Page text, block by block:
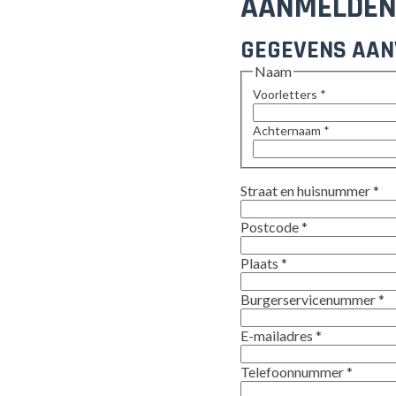
GEGEVENS
Naam
Voorletters *
Achternaam *
Straat en huisnummer*
Postcode*
Plaats *
Burgerservicenummer*
E-mailadres *
Telefoonnummer*